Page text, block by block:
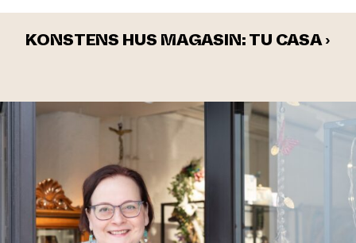
KONSTENS HUS MAGASIN: TU CASA ›